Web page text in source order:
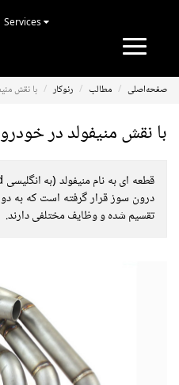
Toggle
صفحه‌اصلی مطالب رنوکار با نقش
با نقش منیفولد در
درون سوز قرار گرفته است که به
تقسیم شده و وظایف مختلفی دارند.